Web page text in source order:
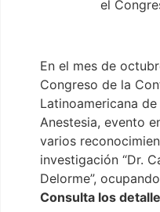
En el mes de
Congreso de la
Latinoamericana
Anestesia, evento
varios
investigación “Dr.
Delorme”,
Consulta los